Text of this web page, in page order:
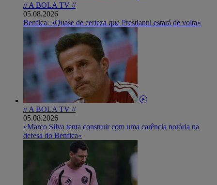
// A BOLA TV //
05.08.2026
Benfica: «Quase de certeza que Prestianni estará de volta»
// A BOLA TV //
05.08.2026
«Marco Silva tenta construir com uma carência notória na
defesa do Benfica»